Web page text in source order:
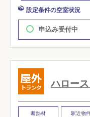
設定条件の空室状況
申込み受付中
ハロー
断熱材 駅近物